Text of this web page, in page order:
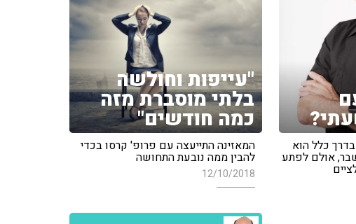
סיפר כי בדרך כלל הוא
אולם לפתע
"עייפות וחולשה
בלתי מוסברת מזה
כמה חודשים"
המאזינה התייעצה עם פרופ' קרסו בכדי
להבין ממה נובעת התחושה
12/10/2018